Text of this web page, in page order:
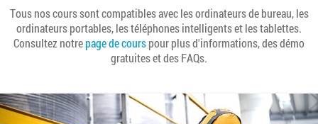
Tous nos cours sont compatibles avec les ordinateurs de bureau, les
ordinateurs portables, les téléphones intelligents et les tablettes.
Consultez notrepage de courspour plus d'informations, des démo
gratuites et des FAQs.